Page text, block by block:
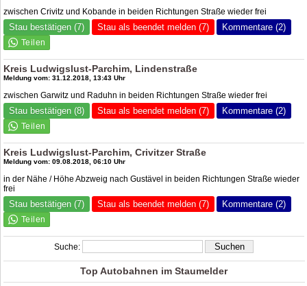
zwischen Crivitz und Kobande in beiden Richtungen Straße wieder frei
Stau bestätigen (7) Stau als beendet melden (7) Kommentare (2)
Kreis Ludwigslust-Parchim, Lindenstraße
Meldung vom: 31.12.2018, 13:43 Uhr
zwischen Garwitz und Raduhn in beiden Richtungen Straße wieder frei
Stau bestätigen (8) Stau als beendet melden (7) Kommentare (2)
Kreis Ludwigslust-Parchim, Crivitzer Straße
Meldung vom: 09.08.2018, 06:10 Uhr
in der Nähe / Höhe Abzweig nach Gustävel in beiden Richtungen Straße wieder
frei
Stau bestätigen (7) Stau als beendet melden (7) Kommentare (2)
Suche:
Top Autobahnen im Staumelder